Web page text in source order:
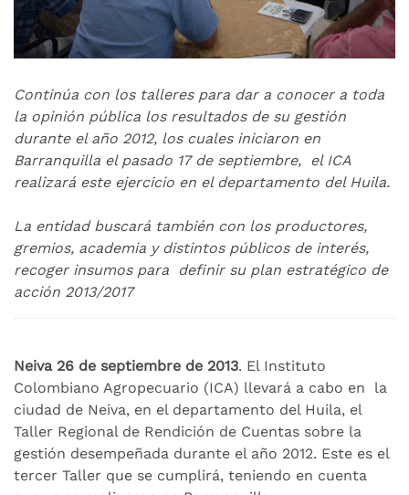
Continúa con los talleres para dar a conocer a toda
la opinión pública los resultados de su gestión
durante el año 2012, los cuales iniciaron en
Barranquilla el pasado 17 de septiembre, el ICA
realizará este ejercicio en el departamento del Huila.
La entidad buscará también con los productores,
gremios, academia y distintos públicos de interés,
recoger insumos para definir su plan estratégico de
acción 2013/2017
Neiva 26 de septiembre de 2013. El Instituto
Colombiano Agropecuario (ICA) llevará a cabo en la
ciudad de Neiva, en el departamento del Huila, el
Taller Regional de Rendición de Cuentas sobre la
gestión desempeñada durante el año 2012. Este es el
tercer Taller que se cumplirá, teniendo en cuenta